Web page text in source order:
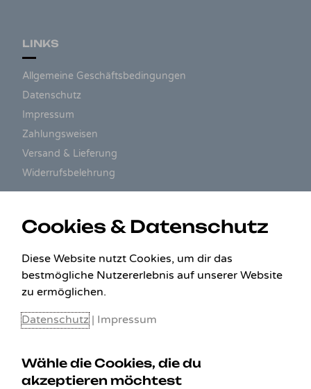
LINKS
Allgemeine Geschäftsbedingungen
Datenschutz
Impressum
Zahlungsweisen
Versand & Lieferung
Widerrufsbelehrung
Cookies & Datenschutz
Diese Website nutzt Cookies, um dir das
bestmögliche Nutzererlebnis auf unserer Website
zu ermöglichen.
Datenschutz | Impressum
Wähle die Cookies, die du
akzeptieren möchtest